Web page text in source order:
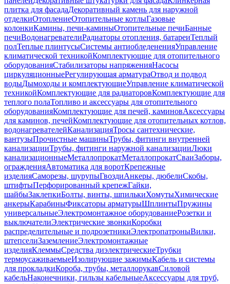
плитка для фасадаДекоративный камень для наружной
отделкиОтоплениеОтопительные котлыГазовые
колонкиКамины, печи-каминыОтопительные печиБанные
печиВодонагревателиРадиаторы отопления, батареиТеплый
полТеплые плинтусыСистемы антиобледененияУправление
климатической техникойКомплектующие для отопительного
оборудованияСтабилизаторы напряженияНасосы
циркуляционныеРегулирующая арматураОтвод и подвод
водыДымоходы и комплектующиеУправление климатической
техникойКомплектующие для радиаторовКомплектующие для
теплого полаТопливо и аксессуары для отопительного
оборудованияКомплектующие для печей, каминовАксессуары
для каминов, печейКомплектующие для отопительных котлов,
водонагревателейКанализацияТросы сантехнические,
вантузыПрочистные машиныТрубы, фитинги внутренней
канализацииТрубы, фитинги наружной канализацииЛюки
канализационныеМеталлопрокатМеталлопрокатСваиЗаборы,
огражденияАвтоматика для воротКрепежные
изделияСаморезы, шурупыГвоздиАнкеры, дюбелиСкобы,
штифтыПерфорированный крепежГайки,
шайбыЗаклепкиБолты, винты, шпилькиХомутыХимические
анкерыКарабиныФиксаторы арматурыШплинтыПружины
универсальныеЭлектромонтажное оборудованиеРозетки и
выключателиЭлектрические звонкиКоробки
распределительные и подрозетникиЭлектропатроныВилки,
штепселиЗаземлениеЭлектромонтажные
изделияКлеммыСредства диэлектрическиеТрубки
термоусаживаемыеИзолирующие зажимыКабель и системы
для прокладкиКороба, трубы, металлорукавСиловой
кабельНаконечники, гильзы кабельныеАксессуары для труб,